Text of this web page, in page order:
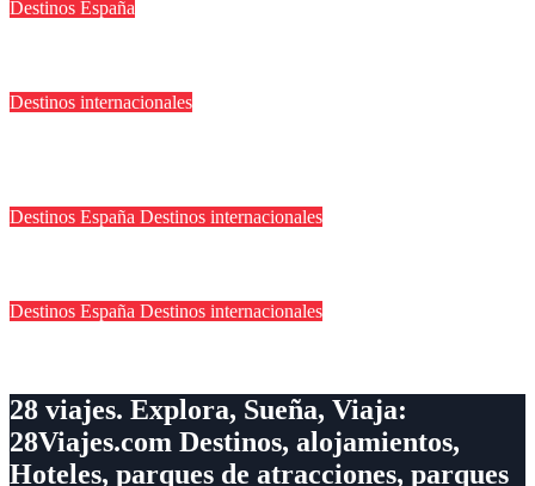
Destinos España
Destinos internacionales
Destinos España Destinos internacionales
Destinos España Destinos internacionales
28 viajes. Explora, Sueña, Viaja:
28Viajes.com Destinos, alojamientos,
Hoteles, parques de atracciones, parques